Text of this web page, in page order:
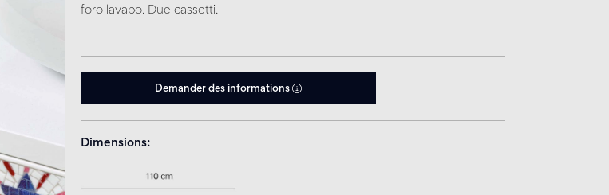
foro lavabo. Due cassetti.
Demander des informations
Dimensions